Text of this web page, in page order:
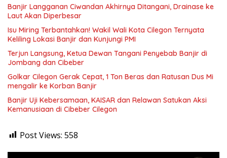
Banjir Langganan Ciwandan Akhirnya Ditangani, Drainase ke
Laut Akan Diperbesar
Isu Miring Terbantahkan! Wakil Wali Kota Cilegon Ternyata
Keliling Lokasi Banjir dan Kunjungi PMI
Terjun Langsung, Ketua Dewan Tangani Penyebab Banjir di
Jombang dan Cibeber
Golkar Cilegon Gerak Cepat, 1 Ton Beras dan Ratusan Dus Mi
mengalir ke Korban Banjir
Banjir Uji Kebersamaan, KAISAR dan Relawan Satukan Aksi
Kemanusiaan di Cibeber Cilegon
Post Views: 558